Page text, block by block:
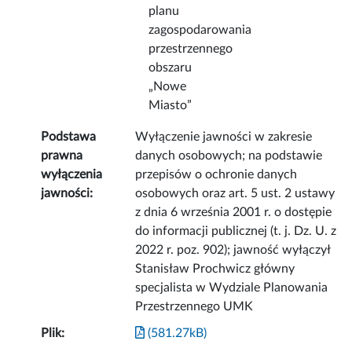
planu
zagospodarowania
przestrzennego
obszaru
„Nowe
Miasto”
Podstawa
prawna
wyłączenia
jawności:
Wyłączenie jawności w zakresie
danych osobowych; na podstawie
przepisów o ochronie danych
osobowych oraz art. 5 ust. 2 ustawy
z dnia 6 września 2001 r. o dostępie
do informacji publicznej (t. j. Dz. U. z
2022 r. poz. 902); jawność wyłączył
Stanisław Prochwicz główny
specjalista w Wydziale Planowania
Przestrzennego UMK
Plik: (581.27kB)